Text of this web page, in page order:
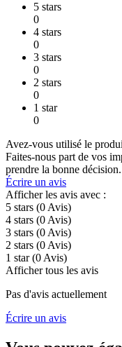
5 stars
0
4 stars
0
3 stars
0
2 stars
0
1 star
0
Avez-vous utilisé le
Faites-nous part de vos
prendre la bonne décision.
Écrire un avis
Afficher les avis avec :
5 stars (0Avis)
4 stars (0Avis)
3 stars (0Avis)
2 stars (0Avis)
1 star (0Avis)
Afficher tous les avis
Pas d'avis actuellement
Écrire un avis